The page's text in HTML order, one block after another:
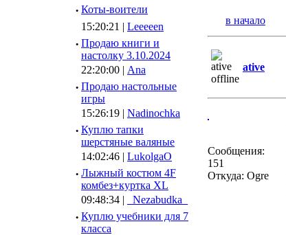
· Коты-воители
15:20:21 | Leeeeen
· Продаю книги и
настолку 3.10.2024
22:20:00 | Ana
· Продаю настольные
игры
15:26:19 | Nadinochka
· Куплю тапки
шерстяные валяные
14:02:46 | LukolgaO
· Лыжный костюм 4F
комбез+куртка XL
09:48:34 |
_Nezabudka_
· Куплю учебники для 7
класса
в начало
ative
Сообщения:
151
Откуда: Ogre